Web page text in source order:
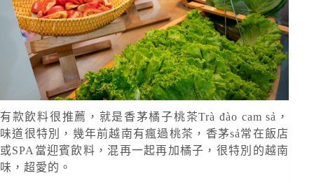
有款飲料很推薦，就是香茅橘子桃茶Trà đào cam sả，
味道很特別，幾年前越南有瘋過桃茶，香茅sả常在飯店
或SPA當迎賓飲料，混再一起再加橘子，很特別的越南
味，超愛的。